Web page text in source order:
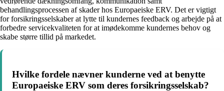
behandlingsprocessen af skader hos Europaeiske ERV. Det er vigtigt
for forsikringsselskaber at lytte til kundernes feedback og arbejde på at
forbedre servicekvaliteten for at imødekomme kundernes behov og
skabe større tillid på markedet.
Hvilke fordele nævner kunderne ved at benytte
Europaeiske ERV som deres forsikringsselskab?